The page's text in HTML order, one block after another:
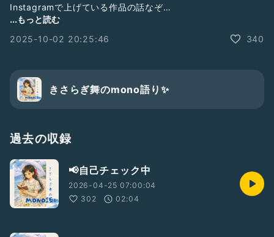
Instagramで上げている作品の話なぞ…
ます☺️）
#お便り
#落ち着きある
#ラジオらしい番組
...もっと読む
2025-10-02 20:25:46
340
きさらぎ舞のmono語り✨
過去の収録
📢自己チェック中
2026-04-25 07:00:04
302
02:04